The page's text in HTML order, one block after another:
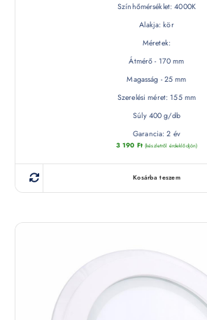
Színhőmérséklet: 4000K
Alakja: kör
Méretek:
Átmérő - 170 mm
Magasság - 25 mm
Szerelési méret: 155 mm
Súly 400 g/db
Garancia: 2 év
3 190 Ft (készletről érdeklődjön)
Kosárba teszem